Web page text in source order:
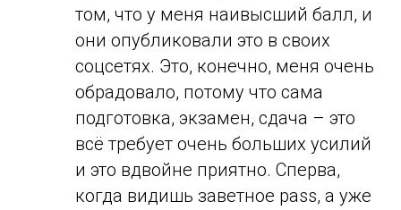
том, что у меня наивысший балл, и
они опубликовали это в своих
соцсетях. Это, конечно, меня очень
обрадовало, потому что сама
подготовка, экзамен, сдача – это
всё требует очень больших усилий
и это вдвойне приятно. Сперва,
когда видишь заветное pass, а уже